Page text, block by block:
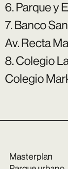
6. Parque y
7. Banco
Av. Recta
8. Colegio
Colegio
Masterplan